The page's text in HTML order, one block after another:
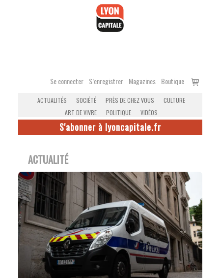
Se connecter S’enregistrer Magazines Boutique
Voir
ACTUALITÉS SOCIÉTÉ PRÈS DE CHEZ VOUS
CULTURE
ART DE VIVRE
POLITIQUE VIDÉOS
S'abonner à lyoncapitale.fr
ACTUALITÉ